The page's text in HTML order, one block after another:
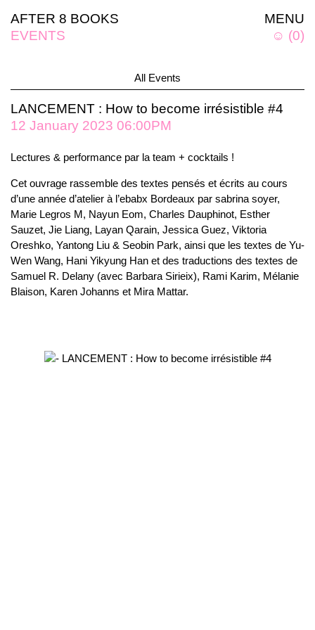
MENU
☺ (0)
AFTER 8 BOOKS
EVENTS
All Events
LANCEMENT : How to become irrésistible #4
12 January 2023 06:00PM
Lectures & performance par la team + cocktails !
Cet ouvrage rassemble des textes pensés et écrits au cours
d’une année d’atelier à l’ebabx Bordeaux par sabrina soyer,
Marie Legros M, Nayun Eom, Charles Dauphinot, Esther
Sauzet, Jie Liang, Layan Qarain, Jessica Guez, Viktoria
Oreshko, Yantong Liu & Seobin Park, ainsi que les textes de Yu-
Wen Wang, Hani Yikyung Han et des traductions des textes de
Samuel R. Delany (avec Barbara Sirieix), Rami Karim, Mélanie
Blaison, Karen Johanns et Mira Mattar.